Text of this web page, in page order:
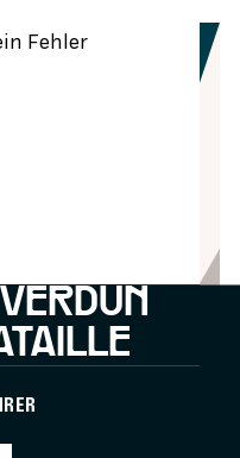
Fehler